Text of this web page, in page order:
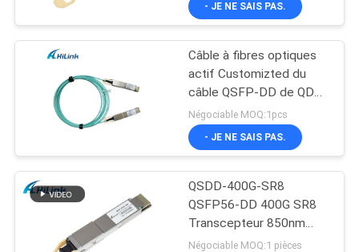
- JE NE SAIS PAS.
Câble à fibres optiques
actif Customizted du
câble QSFP-DD de QDD-
400G-AOC 5M 400G AOC
Négociable MOQ:1pcs
- JE NE SAIS PAS.
QSDD-400G-SR8
QSFP56-DD 400G SR8
Transcepteur 850nm
150M MPT/MPO-16
Négociable MOQ:1 pièces